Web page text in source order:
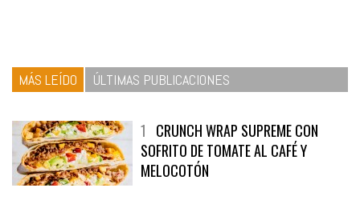
MÁS LEÍDO ÚLTIMAS PUBLICACIONES
1 CRUNCH WRAP SUPREME CON
SOFRITO DE TOMATE AL CAFÉ Y
MELOCOTÓN